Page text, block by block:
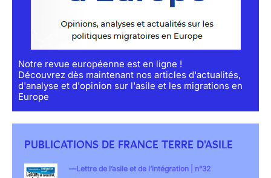
Notre revue européenne est en ligne !
Découvrez dès maintenant nos articles d'actualités,
d'analyse et d'opinion sur l'asile et les migrations en
Europe
PUBLICATIONS DE FRANCE TERRE D'ASILE
Lettre de l’asile et de l’intégration | n°32